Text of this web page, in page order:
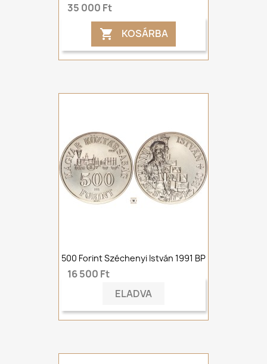
35 000 Ft
 KOSÁRBA
500 Forint Széchenyi István 1991 BP
16 500 Ft
ELADVA